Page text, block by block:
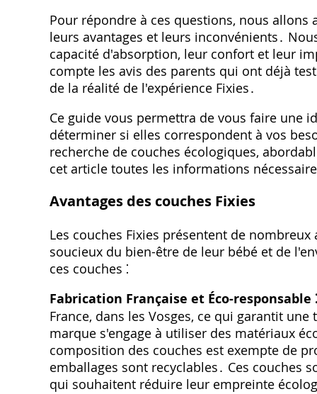
Pour répondre à ces questions‚ nous allons
leurs avantages et leurs inconvénients․
capacité d'absorption‚ leur confort et leur
compte les avis des parents qui ont déjà
de la réalité de l'expérience Fixies․
Ce guide vous permettra de vous faire une
déterminer si elles correspondent à vos
recherche de couches écologiques‚
cet article toutes les informations
Avantages des couches Fixies
Les couches Fixies présentent de
soucieux du bien-être de leur bébé et de
ces couches ⁚
Fabrication Française et Éco-responsable ⁚
France‚ dans les Vosges‚ ce qui garantit
marque s'engage à utiliser des matériaux
composition des couches est exempte de
emballages sont recyclables․ Ces couches
qui souhaitent réduire leur empreinte